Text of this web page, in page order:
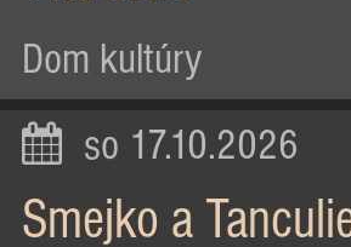
Dom kultúry
so 17.10.2026
Smejko a